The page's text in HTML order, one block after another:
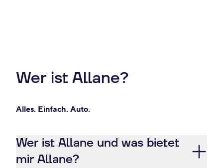
Wer ist Allane?
Alles. Einfach. Auto.
Wer ist Allane und was bietet
mir Allane?